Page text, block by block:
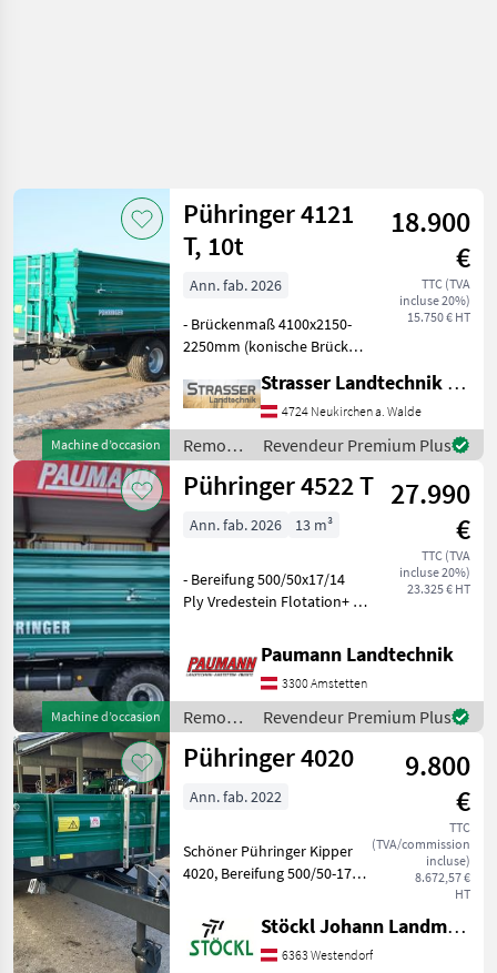
Machine d’occasion
Pühringer 4121
T, 10t
18.900
€
TTC (TVA
incluse 20%)
15.750 € HT
Ann. fab. 2026
- Brückenmaß 4100x2150-
2250mm (konische Brücke)
Aufsatzbordwand: 600mm
abklappbar -
Druckluftbremse mit ALB
Regler -
Zentralverriegelung
Strasser Landtechnik GmbH
4724 Neukirchen a. Walde
Remorques
/
Pühringer
Revendeur Premium Plus
Machine d’occasion
Pühringer 4522 T 27.990
€
TTC (TVA
incluse 20%)
23.325 € HT
Ann. fab. 2026 13 m³
- Bereifung 500/50x17/14
Ply Vredestein Flotation+ -
400mm hydraulisch
doppelwirkend zum Öffnen
und Schließen -
Kornschieber mit Auslaufg
Paumann Landtechnik
3300 Amstetten
Remorques
/
Pühringer
Revendeur Premium Plus
Pühringer 4020
9.800
€
TTC
(TVA/commission
incluse)
8.672,57 €
HT
Ann. fab. 2022
Schöner Pühringer Kipper
4020, Bereifung 500/50-17
(A) Essieux (nombre): 1
essieu, Benne à troix côtés, :
Benne à troix côtés
Stöckl Johann Landmaschinen GesmbH & Co KG
6363 Westendorf